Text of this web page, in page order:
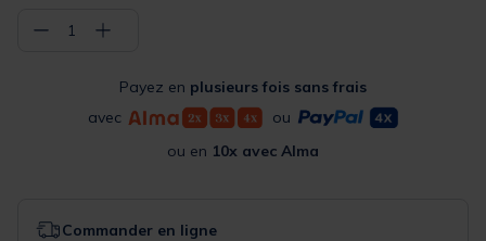
− 1 +
Payez en plusieurs fois sans frais
avec
ou
ou en 10x avec Alma
Commander en ligne